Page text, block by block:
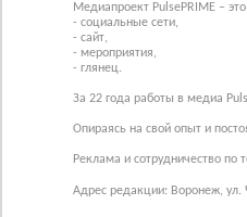
Медиапроект PulsePRIME –
- социальные сети,
- сайт,
- мероприятия,
- глянец.
За 22 года работы в медиа
Опираясь на свой опыт и
Реклама и сотрудничество по
Адрес редакции: Воронеж, ул.